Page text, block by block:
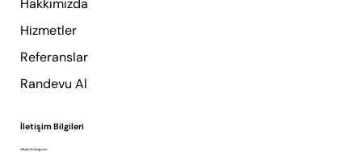
Ana Sayfa
Hakkımızda
Hizmetler
Referanslar